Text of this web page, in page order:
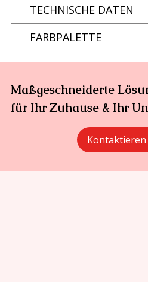
TECHNISCHE DATEN
FARBPALETTE
Maßgeschneiderte
für Ihr Zuhause & Ihr
Kontaktieren